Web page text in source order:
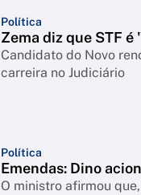
Política
Zema diz que STF
Candidato do Novo
carreira no Judiciário
Política
Emendas: Dino
O ministro afirmou